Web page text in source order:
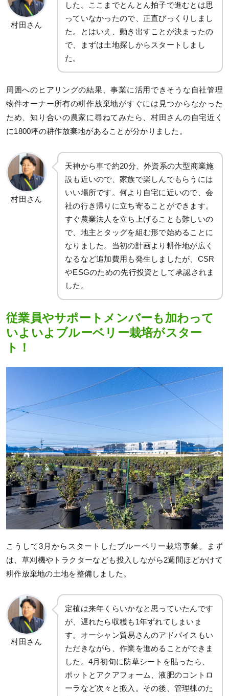
村田さん
した。ここまでとんとん拍子で進むとは思
っていなかったので、正直びっくりしまし
た。とはいえ、動き出すことが決まったの
で、まずは土地探しからスタートしまし
た。
周囲へのヒアリングの結果、事業に活用できそうな自社管理
物件オーナー所有の耕作放棄地がすぐには見つからなかった
ため、知り合いの農家に尋ねてみたら、村田さんの自宅近く
に1800坪の耕作放棄地があることが分かりました。
村田さん
天神から車で約20分、外資系の大型商業施
設も近いので、家族で楽しんでもらうには
いい場所です。何より自宅に近いので、会
社の行き帰りに立ち寄ることができます。
すぐ農業法人を立ち上げることも難しいの
で、地主とタッグを組む形で始めることに
なりました。当初の計画より耕作地が広く
なるなど追加費用も発生しましたが、CSR
やESGのための先行投資として承認されま
した。
従業員やサポートメンバーも加わって
いよいよブルーベリー栽培がスター
ト！
こうして3月からスタートしたブルーベリー栽培事業。まず
は、草刈機やトラクターなども投入しながら2週間ほどかけて
耕作放棄地の土地を整備しました。
村田さん
定植は来年くらいかなと思っていたんです
が、遅れたら収穫も1年ずれてしまいま
す。オーシャン貿易さんのアドバイスもい
ただきながら、作業を進めることができま
した。4月初旬に防草シートを貼ったら、
ポットとアクアフォーム、液肥のコントロ
ーラなど次々と搬入。その後、管理棟のた